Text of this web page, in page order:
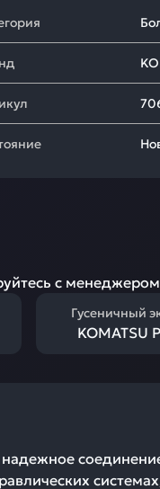
с менеджером
Гусеничный
KOMATSU